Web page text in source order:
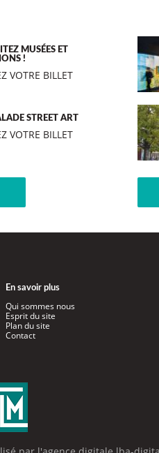
MUSÉES ET
!
VOTRE BILLET
STREET ART
VOTRE BILLET
En savoir plus
Qui sommes nous
Esprit du site
Plan du site
Contact